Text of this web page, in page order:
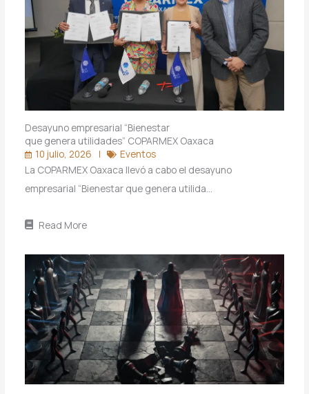
Desayuno empresarial “Bienestar
que genera utilidades” COPARMEX Oaxaca
10 julio, 2026
Eventos
La COPARMEX Oaxaca llevó a cabo el desayuno
empresarial “Bienestar que genera utilida…
Read More